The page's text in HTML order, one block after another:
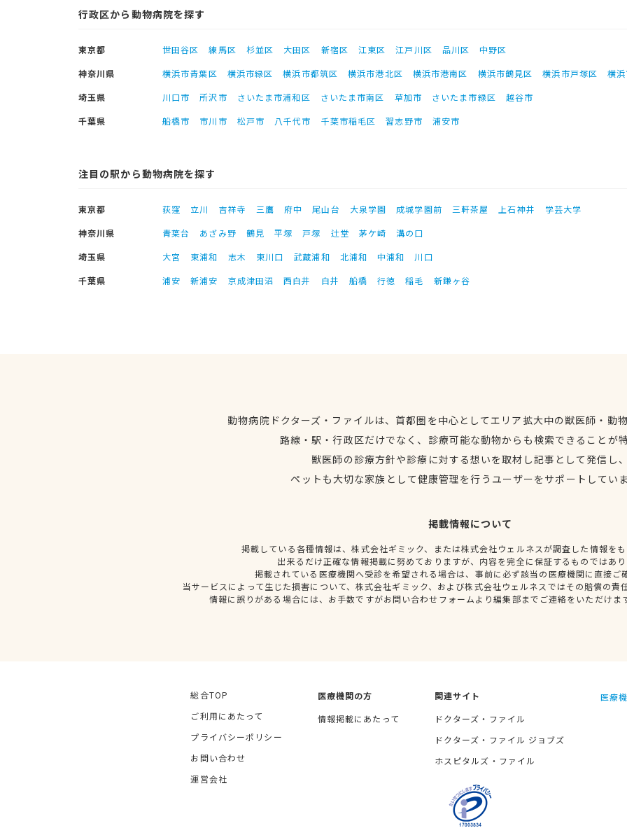
行政区から動物病院を探す
東京都 世田谷区 練馬区 杉並区 大田区 新宿区 江東区 江戸川区 品川区
中野区
神奈川県
横浜市青葉区 横浜市緑区 横浜市都筑区 横浜市港北区 横浜市港南区 横浜市鶴見区 横浜市戸塚区
横
埼玉県
川口市 所沢市 さいたま市浦和区 さいたま市南区 草加市 さいたま市緑区
越谷市
千葉県
船橋市 市川市 松戸市 八千代市 千葉市稲毛区 習志野市 浦安市
注目の駅から動物病院を探す
東京都 荻窪 立川 吉祥寺 三鷹 府中 尾山台 大泉学園 成城学園前 三軒茶屋 上石神井
学芸大学
神奈川県
青葉台 あざみ野 鶴見 平塚 戸塚 辻堂 茅ケ崎
溝の口
埼玉県
大宮 東浦和 志木 東川口 武蔵浦和 北浦和 中浦和
川口
千葉県
浦安 新浦安 京成津田沼 西白井 白井 船橋 行徳 稲毛 新鎌ヶ谷
動物病院ドクターズ・ファイルは、首都圏を中心としてエリア拡大中の獣医師・動
路線・駅・行政区だけでなく、診療可能な動物からも検索できることが
獣医師の診療方針や診療に対する想いを取材し記事として発信し
ペットも大切な家族として健康管理を行うユーザーをサポートしてい
掲載情報について
掲載している各種情報は、株式会社ギミック、または株式会社ウェルネスが調査した情報を
出来るだけ正確な情報掲載に努めておりますが、内容を完全に保証するものではあ
掲載されている医療機関へ受診を希望される場合は、事前に必ず該当の医療機関に直接ご
当サービスによって生じた損害について、株式会社ギミック、および株式会社ウェルネスではその賠償の責
情報に誤りがある場合には、お手数ですがお問い合わせフォームより編集部までご連絡をいただけま
総合TOP
ご利用にあたって
プライバシーポリシー
お問い合わせ
運営会社
医療機関の方
情報掲載にあたって
関連サイト
ドクターズ・ファイル
ドクターズ・ファイル ジョブズ
ホスピタルズ・ファイル
医療